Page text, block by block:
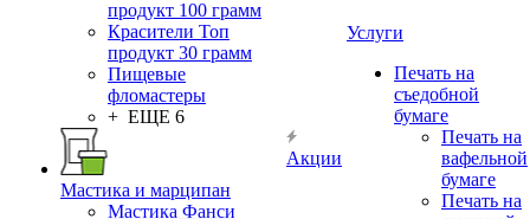
продукт 100 грамм
Красители Топ
продукт 30 грамм
Пищевые
фломастеры
+ ЕЩЕ 6
Мастика и марципан
Мастика Фанси
Акции
Услуги
Печать на
съедобной
бумаге
Печать на
вафельной
бумаге
Печать на